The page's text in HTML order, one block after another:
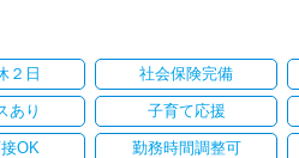
２日 社会保険完備
あり 子育て応援
OK 勤務時間調整可